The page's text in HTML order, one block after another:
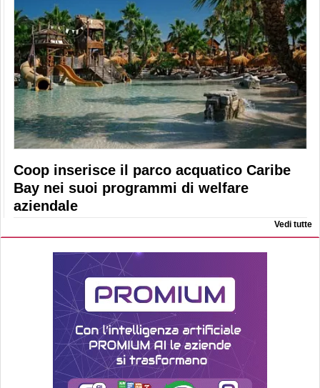
Coop inserisce il parco acquatico Caribe
Bay nei suoi programmi di welfare
aziendale
Vedi tutte